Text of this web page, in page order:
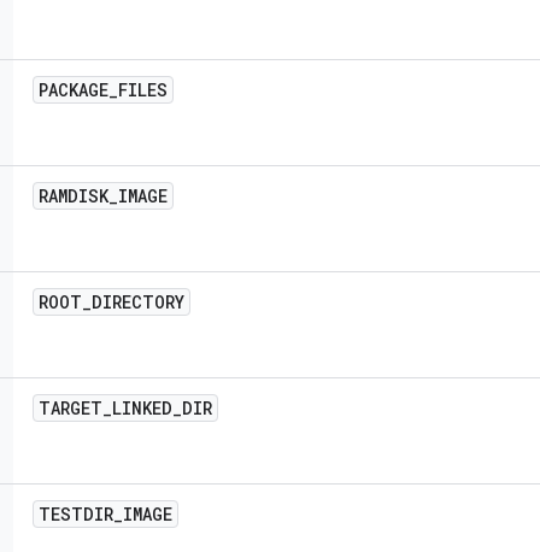
PACKAGE_FILES
RAMDISK_IMAGE
ROOT_DIRECTORY
TARGET_LINKED_DIR
TESTDIR_IMAGE